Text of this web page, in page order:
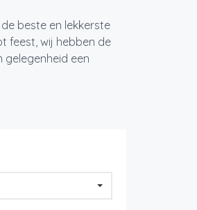
beste en lekkerste
feest, wij hebben de
een